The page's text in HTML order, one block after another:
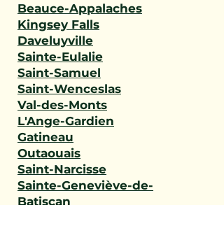
Beauce-Appalaches
Kingsey Falls
Daveluyville
Sainte-Eulalie
Saint-Samuel
Saint-Wenceslas
Val-des-Monts
L'Ange-Gardien
Gatineau
Outaouais
Saint-Narcisse
Sainte-Geneviève-de-
Batiscan